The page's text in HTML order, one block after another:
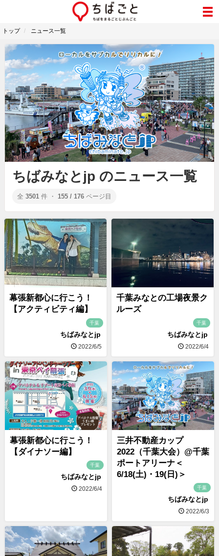
トップ ニュース一覧
ちばみなとjp のニュース一覧
全 3501 件 ・ 155 / 176 ページ目
幕張新都心に行こう！
【アクティビティ編】
千葉
ちばみなとjp
2022/6/5
千葉みなとの工場夜景ク
ルーズ
千葉
ちばみなとjp
2022/6/4
幕張新都心に行こう！
【ダイナソー編】
千葉
ちばみなとjp
2022/6/4
三井不動産カップ
2022（千葉大会）@千葉
ポートアリーナ＜
6/18(土)・19(日)＞
千葉
ちばみなとjp
2022/6/3